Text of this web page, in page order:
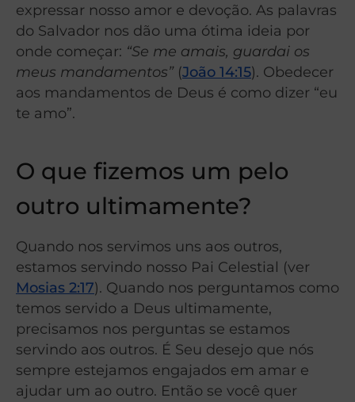
expressar nosso amor e devoção. As palavras
do Salvador nos dão uma ótima ideia por
onde começar: “Se me amais, guardai os
meus mandamentos” (João 14:15). Obedecer
aos mandamentos de Deus é como dizer “eu
te amo”.
O que fizemos um pelo
outro ultimamente?
Quando nos servimos uns aos outros,
estamos servindo nosso Pai Celestial (ver
Mosias 2:17). Quando nos perguntamos como
temos servido a Deus ultimamente,
precisamos nos perguntas se estamos
servindo aos outros. É Seu desejo que nós
sempre estejamos engajados em amar e
ajudar um ao outro. Então se você quer